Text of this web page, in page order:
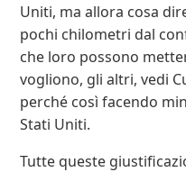
Uniti, ma allora cosa
pochi chilometri dal
che loro possono
vogliono, gli altri, vedi
perché così facendo
Stati Uniti.
Tutte queste